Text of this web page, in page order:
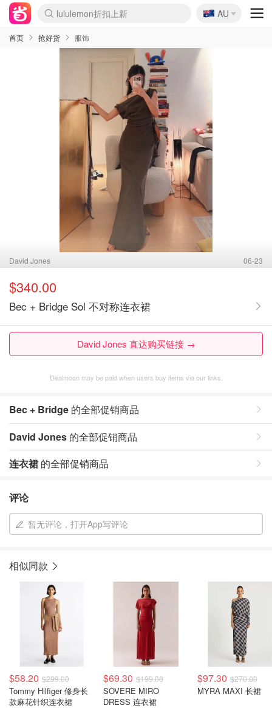
lululemon折扣上新
Sasa美妆护肤3.5折
SSENSE年中3折
FreshBeauty好价汇总
Cettire降价+叠9折
Farfetch折上8折
WWS Coles超市实拍
viagogo二手票捡漏
Myer清仓1折起
The Outnet奢牌1折起
David Jones 3折起
Flannels大牌1折
Perfumes Club护肤1折
AMIRO返校季6.2折
Oweek抽奖送Airpods
Amazon折扣汇总
eToro入金$200送$50
Amazon数码好物
ICONIC本周7.5折
ThedoubleF高奢地板价
Moose Knuckles 6折
丝芙兰5折起
EUFY官网3.7折起
Selenichast首饰2折
Trip机票酒店促销
YSL送5件彩妆礼
Amazon家居好物
BIGBANG巡演开票
David Jones时尚3折
Amazon美妆护肤
雅漾大喷$8
过敏原检测盒$33
伊索独家赠50ml沐浴露
科颜氏清仓3折
SEALIFE海洋馆门票6折
丝塔芙大白罐$16
订阅Newsletter送香薰
Cult Beauty 6.8折
Harrods圣诞日历2.3折
LN-CC奢牌私促3折
d'Alba空姐喷雾$16
EVE LOM套装逆天2折
Bernardelli独家4折
Adore Beauty 6折起
CT圣诞日历
Mytheresa奢品2.7折
Luxury Escapes 9折
Currentbody美容仪9折
MOON Garden Live
ALLSAINTS美衣3折
Roborock扫地机3.7折
Tingo Life水杯$24
Valentino官网5折
CR洗发护发6.3折
修丽可套装7.4折
🇦🇺
AU
首页 抢好货 服饰
David Jones 06-23
$340.00
Bec + Bridge Sol 不对称连衣裙
David Jones 直达购买链接 →
Dealmoon may be paid when users buy items via our links.
Bec + Bridge 的全部促销商品
David Jones 的全部促销商品
连衣裙 的全部促销商品
评论
暂无评论，打开App写评论
相似同款
$58.20 $299.00
Tommy Hilfiger 修身长
款麻花针织连衣裙
$69.30 $199.00
SOVERE MIRO
DRESS 连衣裙
$97.30 $270.00
MYRA MAXI 长裙